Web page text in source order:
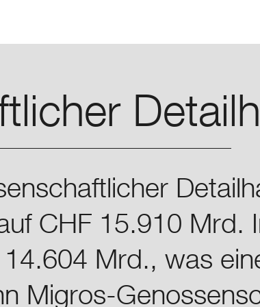
main
main
CHF 15.910 Mrd.
Mrd., was
Migros-